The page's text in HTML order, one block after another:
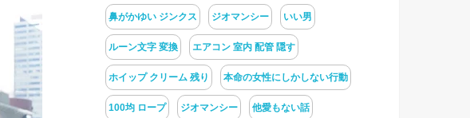
鼻がかゆい ジンクス ジオマンシー いい男
ルーン文字 変換 エアコン 室内 配管 隠す
ホイップ クリーム 残り 本命の女性にしかしない行動
100均 ロープ ジオマンシー 他愛もない話